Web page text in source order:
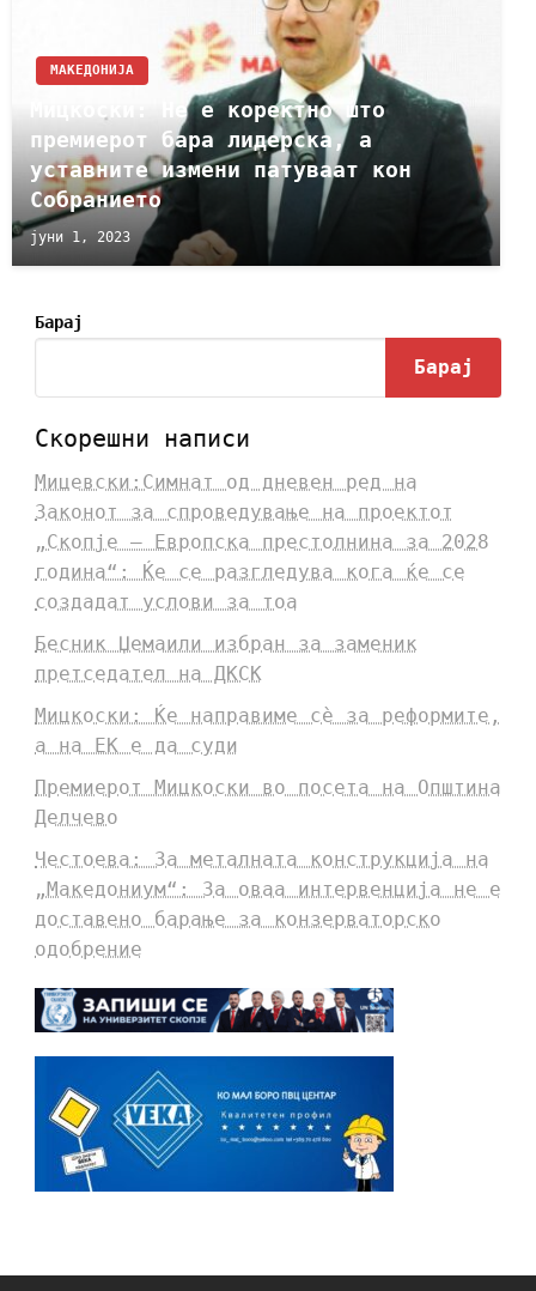
МАКЕДОНИЈА
Мицкоски: Не е коректно што
премиерот бара лидерска, а
уставните измени патуваат кон
Собранието
јуни 1, 2023
Барај
Барај
Скорешни написи
Мицевски:Симнат од дневен ред на
Законот за спроведување на проектот
„Скопје – Европска престолнина за 2028
година“: Ќе се разгледува кога ќе се
создадат услови за тоа
Бесник Џемаили избран за заменик
претседател на ДКСК
Мицкоски: Ќе направиме сè за реформите,
а на ЕК е да суди
Премиерот Мицкоски во посета на Општина
Делчево
Честоева: За металната конструкција на
„Македониум“: За оваа интервенција не е
доставено барање за конзерваторско
одобрение